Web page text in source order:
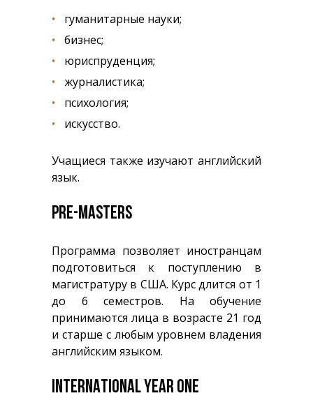
гуманитарные науки;
бизнес;
юриспруденция;
журналистика;
психология;
искусство.
Учащиеся также изучают английский
язык.
PRE-MASTERS
Программа позволяет иностранцам
подготовиться к поступлению в
магистратуру в США. Курс длится от 1
до 6 семестров. На обучение
принимаются лица в возрасте 21 год
и старше с любым уровнем владения
английским языком.
INTERNATIONAL YEAR ONE